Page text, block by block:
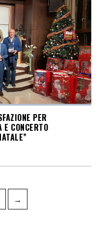
PER
CONCERTO
→